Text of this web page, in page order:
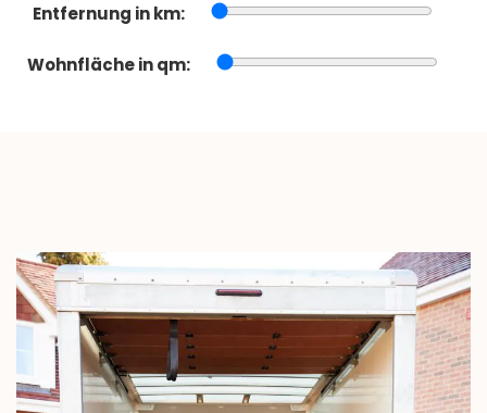
Entfernung in km:
Wohnfläche in qm: